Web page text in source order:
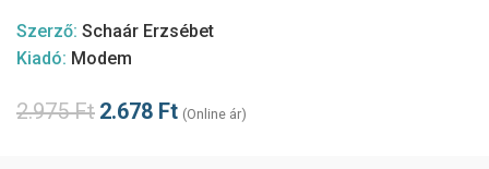
Szerző: Schaár Erzsébet
Kiadó: Modem
2.975Ft 2.678 Ft (Online ár)